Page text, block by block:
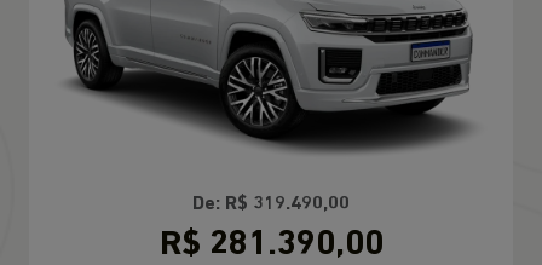
De: R$ 319.490,00
R$ 281.390,00